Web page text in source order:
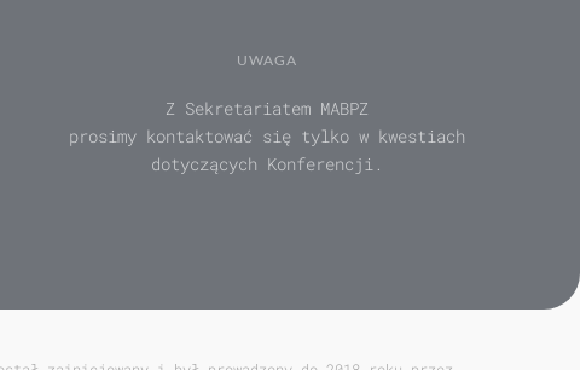
UWAGA
Z Sekretariatem MABPZ
prosimy kontaktować się tylko w kwestiach
dotyczących Konferencji.